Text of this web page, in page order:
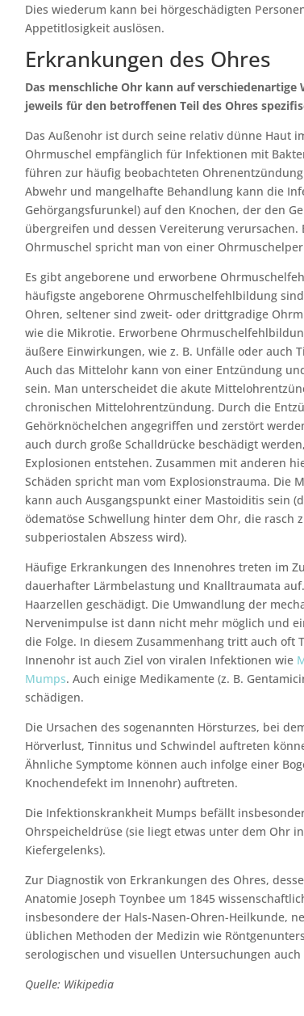
Dies wiederum kann bei hörgeschädigten
Appetitlosigkeit auslösen.
Erkrankungen des Ohres
Das menschliche Ohr kann auf verschiedenartige
jeweils für den betroffenen Teil des Ohres
Das Außenohr ist durch seine relativ dünne Haut
Ohrmuschel empfänglich für Infektionen mit
führen zur häufig beobachteten
Abwehr und mangelhafte Behandlung kann die
Gehörgangsfurunkel) auf den Knochen, der den
übergreifen und dessen Vereiterung verursachen.
Ohrmuschel spricht man von einer
Es gibt angeborene und erworbene
häufigste angeborene Ohrmuschelfehlbildung
Ohren, seltener sind zweit- oder drittgradige
wie die Mikrotie. Erworbene
äußere Einwirkungen, wie z. B. Unfälle oder auch
Auch das Mittelohr kann von einer Entzündung
sein. Man unterscheidet die akute
chronischen Mittelohrentzündung. Durch die
Gehörknöchelchen angegriffen und zerstört
auch durch große Schalldrücke beschädigt
Explosionen entstehen. Zusammen mit anderen
Schäden spricht man vom Explosionstrauma. Die
kann auch Ausgangspunkt einer Mastoiditis sein
ödematöse Schwellung hinter dem Ohr, die rasch
subperiostalen Abszess wird).
Häufige Erkrankungen des Innenohres treten im
dauerhafter Lärmbelastung und Knalltraumata
Haarzellen geschädigt. Die Umwandlung der
Nervenimpulse ist dann nicht mehr möglich und
die Folge. In diesem Zusammenhang tritt auch oft
Innenohr ist auch Ziel von viralen Infektionen wie
Mumps. Auch einige Medikamente (z. B.
schädigen.
Die Ursachen des sogenannten Hörsturzes, bei
Hörverlust, Tinnitus und Schwindel auftreten
Ähnliche Symptome können auch infolge einer
Knochendefekt im Innenohr) auftreten.
Die Infektionskrankheit Mumps befällt
Ohrspeicheldrüse (sie liegt etwas unter dem Ohr
Kiefergelenks).
Zur Diagnostik von Erkrankungen des Ohres,
Anatomie Joseph Toynbee um 1845
insbesondere der Hals-Nasen-Ohren-Heilkunde,
üblichen Methoden der Medizin wie
serologischen und visuellen Untersuchungen
Quelle: Wikipedia